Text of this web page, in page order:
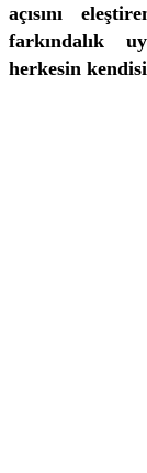
açısını
farkındalık
herkesin